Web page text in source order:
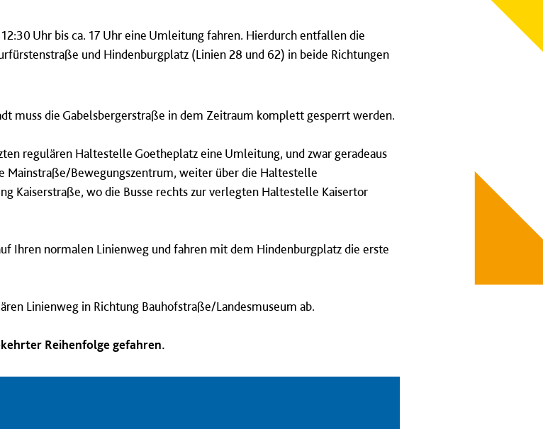
Uhr bis ca. 17 Uhr eine Umleitung fahren. Hierdurch entfallen die
und Hindenburgplatz (Linien 28 und 62) in beide Richtungen
muss die Gabelsbergerstraße in dem Zeitraum komplett gesperrt werden.
regulären Haltestelle Goetheplatz eine Umleitung, und zwar geradeaus
Mainstraße/Bewegungszentrum, weiter über die Haltestelle
Kaiserstraße, wo die Busse rechts zur verlegten Haltestelle Kaisertor
Ihren normalen Linienweg und fahren mit dem Hindenburgplatz die erste
Linienweg in Richtung Bauhofstraße/Landesmuseum ab.
Reihenfolge gefahren.